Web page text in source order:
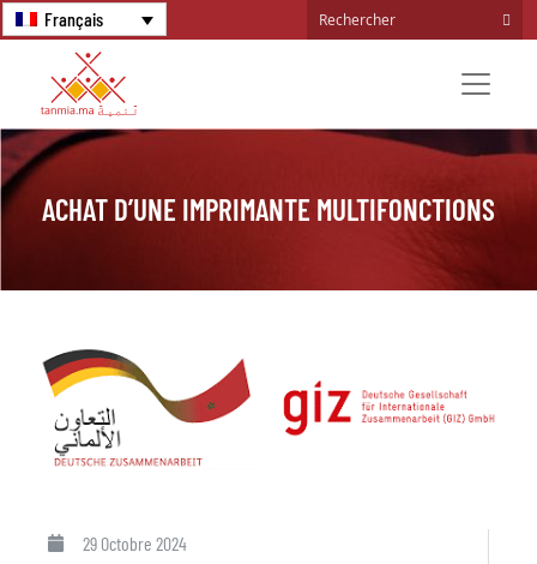
Français
ACHAT D’UNE IMPRIMANTE MULTIFONCTIONS
29 Octobre 2024